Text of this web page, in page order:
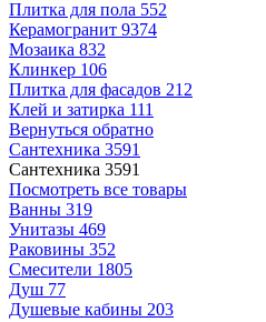
Плитка для пола 552
Керамогранит 9374
Мозаика 832
Клинкер 106
Плитка для фасадов 212
Клей и затирка 111
Вернуться обратно
Сантехника 3591
Сантехника 3591
Посмотреть все товары
Ванны 319
Унитазы 469
Раковины 352
Смесители 1805
Душ 77
Душевые кабины 203